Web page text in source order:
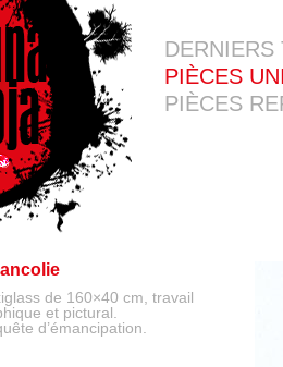
DERNIERS
PIÈCES
PIÈCES
de 160×40 cm, travail
et pictural.
d’émancipation.